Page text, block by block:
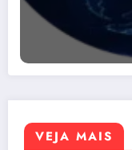
VEJA MAIS